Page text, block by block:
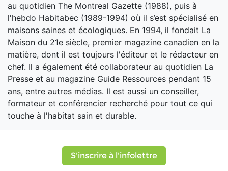
au quotidien The Montreal Gazette (1988), puis à
l'hebdo Habitabec (1989-1994) où il s’est spécialisé en
maisons saines et écologiques. En 1994, il fondait La
Maison du 21e siècle, premier magazine canadien en la
matière, dont il est toujours l'éditeur et le rédacteur en
chef. Il a également été collaborateur au quotidien La
Presse et au magazine Guide Ressources pendant 15
ans, entre autres médias. Il est aussi un conseiller,
formateur et conférencier recherché pour tout ce qui
touche à l'habitat sain et durable.
S'inscrire à l'infolettre